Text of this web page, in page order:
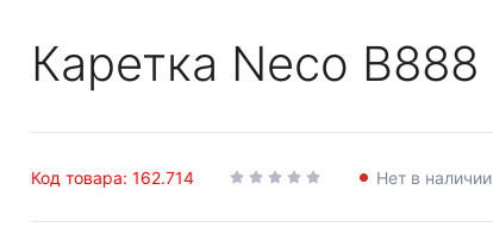
Каретка Neco B888
Код товара: 162.714 Нет в наличии